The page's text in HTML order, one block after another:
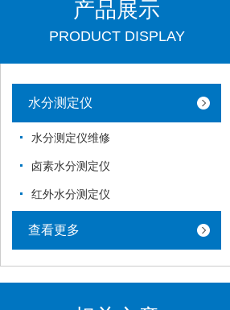
产品展示
PRODUCT DISPLAY
水分测定仪
水分测定仪维修
卤素水分测定仪
红外水分测定仪
查看更多